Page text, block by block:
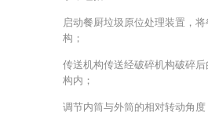
启动餐厨垃圾原位处理装置，
构；
传送机构传送经破碎机构破碎
构内；
调节内筒与外筒的相对转动角